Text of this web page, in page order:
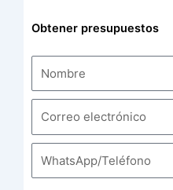
Obtener presupuestos